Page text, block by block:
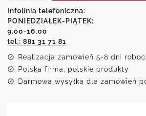
księżyca
i
skał
Infolinia telefoniczna:
PONIEDZIAŁEK-PIĄTEK:
9.00-16.00
tel.: 881 31 71 81
Realizacja zamówień 5-8 dni
Polska firma, polskie produkty
Darmowa wysyłka dla zamówień